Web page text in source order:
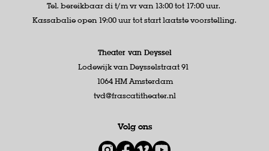
Tel. bereikbaar di t/m vr van 13:00 tot 17:00 uur.
Kassabalie open 19:00 uur tot start laatste voorstelling.
Theater van Deyssel
Lodewijk van Deysselstraat 91
1064 HM Amsterdam
tvd@frascatitheater.nl
Volg ons